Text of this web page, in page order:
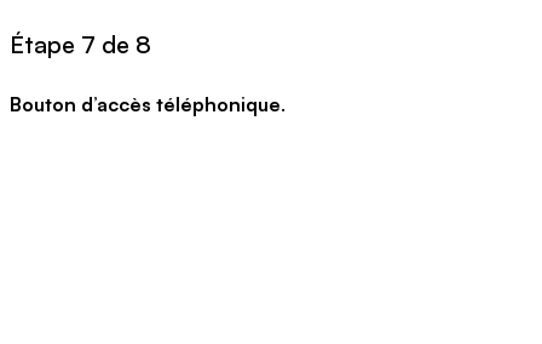
Étape 7 de 8
Bouton d’accès téléphonique.